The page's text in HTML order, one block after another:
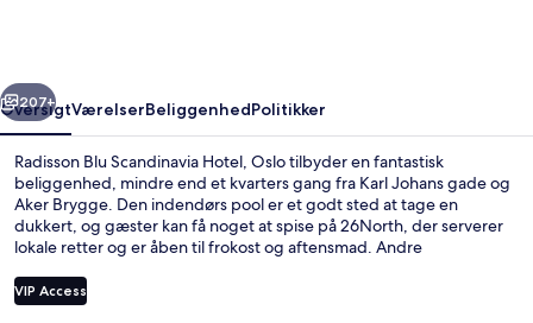
Næste
207+
OversigtVærelserBeliggenhedPolitikker
Radisson Blu Scandinavia Hotel, Oslo tilbyder en fantastisk
beliggenhed, mindre end et kvarters gang fra Karl Johans gade og
Aker Brygge. Den indendørs pool er et godt sted at tage en
dukkert, og gæster kan få noget at spise på 26North, der serverer
lokale retter og er åben til frokost og aftensmad. Andre
Stedets hjælpsomme personale og beliggenhed får rigtig gode
bedømmelser fra rejsende. Overnatningsstedet ligger kun en kort
VIP Access